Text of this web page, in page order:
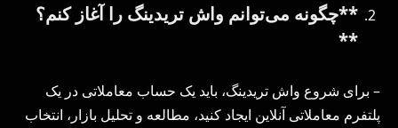
**چگونه می‌توانم واش تریدینگ را آغاز کنم؟
**
– برای شروع واش تریدینگ، باید یک حساب معاملاتی در یک
پلتفرم معاملاتی آنلاین ایجاد کنید، مطالعه و تحلیل بازار، انتخاب